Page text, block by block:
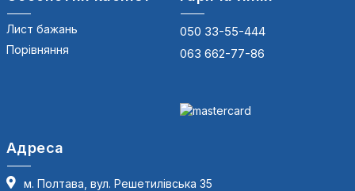
Лист бажань
Порівняння
050 33-55-444
063 662-77-86
Адреса
м. Полтава, вул. Решетилівська 35